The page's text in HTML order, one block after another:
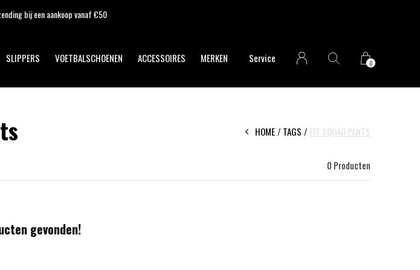
SLIPPERS VOETBALSCHOENEN ACCESSOIRES MERKEN Service 0
bij een aankoop vanaf €50
HOME TAGS FFF SQUAD PANTS
0 Producten
gevonden!